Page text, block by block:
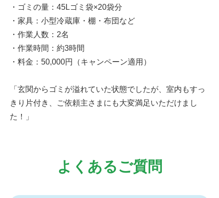
・ゴミの量：45Lゴミ袋×20袋分
・家具：小型冷蔵庫・棚・布団など
・作業人数：2名
・作業時間：約3時間
・料金：50,000円（キャンペーン適用）
「玄関からゴミが溢れていた状態でしたが、室内もすっ
きり片付き、ご依頼主さまにも大変満足いただけまし
た！」
よくあるご質問